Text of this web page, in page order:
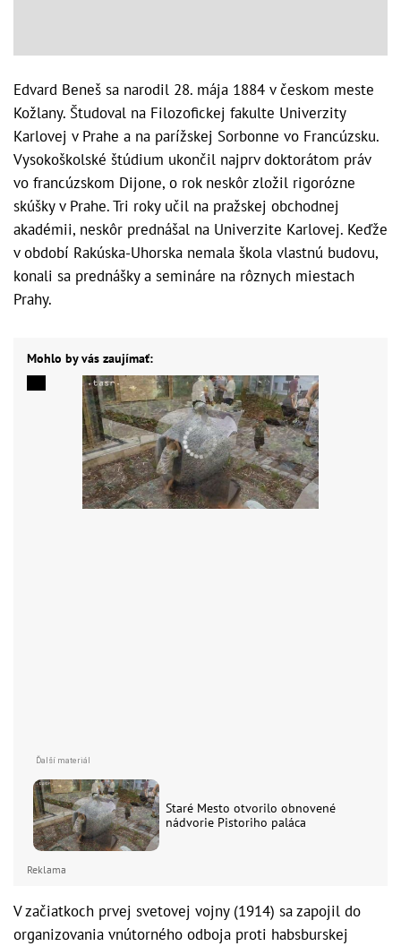
Edvard Beneš sa narodil 28. mája 1884 v českom meste
Kožlany. Študoval na Filozofickej fakulte Univerzity
Karlovej v Prahe a na parížskej Sorbonne vo Francúzsku.
Vysokoškolské štúdium ukončil najprv doktorátom práv
vo francúzskom Dijone, o rok neskôr zložil rigorózne
skúšky v Prahe. Tri roky učil na pražskej obchodnej
akadémii, neskôr prednášal na Univerzite Karlovej. Keďže
v období Rakúska-Uhorska nemala škola vlastnú budovu,
konali sa prednášky a semináre na rôznych miestach
Prahy.
Mohlo by vás zaujímať:
Staré Mesto otvorilo obnovené
nádvorie Pistoriho paláca
Reklama
V začiatkoch prvej svetovej vojny (1914) sa zapojil do
organizovania vnútorného odboja proti habsburskej